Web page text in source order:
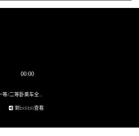
第三代复兴号动集CR200J型列车 一等/二等卧乘车全体验
到bilibli查看